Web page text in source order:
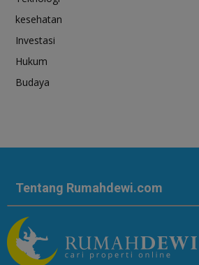
kesehatan
Investasi
Hukum
Budaya
Tentang Rumahdewi.com